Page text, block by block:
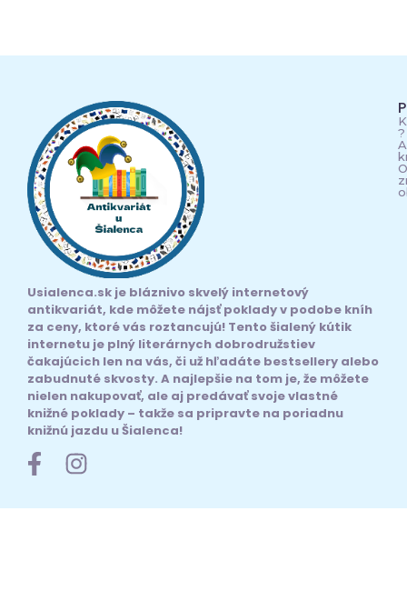
Usialenca.sk je bláznivo skvelý internetový
antikvariát, kde môžete nájsť poklady v podobe kníh
za ceny, ktoré vás roztancujú! Tento šialený kútik
internetu je plný literárnych dobrodružstiev
čakajúcich len na vás, či už hľadáte bestsellery alebo
zabudnuté skvosty. A najlepšie na tom je, že môžete
nielen nakupovať, ale aj predávať svoje vlastné
knižné poklady – takže sa pripravte na poriadnu
knižnú jazdu u Šialenca!
?